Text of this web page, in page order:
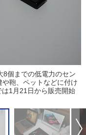
8個までの低電力のセン
鞄、ペットなどに付け
1月21日から販売開始